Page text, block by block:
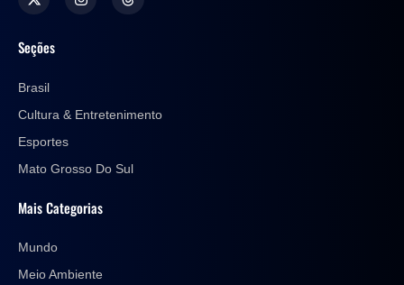
Seções
Brasil
Cultura & Entretenimento
Esportes
Mato Grosso Do Sul
Mais Categorias
Mundo
Meio Ambiente